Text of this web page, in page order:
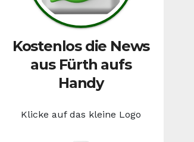
Kostenlos die News
aus Fürth aufs
Handy
Klicke auf das kleine Logo